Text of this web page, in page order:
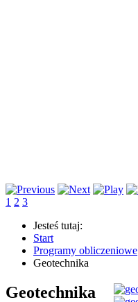
1 2 3
Jesteś tutaj:
Start
Programy obliczeniowe
Geotechnika
Geotechnika